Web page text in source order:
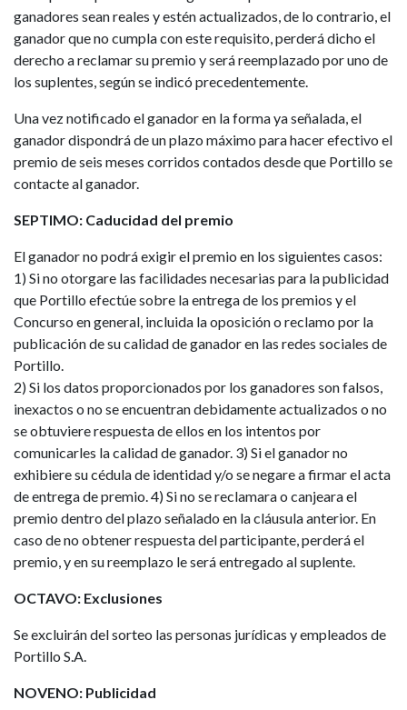
ganadores sean reales y estén actualizados, de lo contrario, el
ganador que no cumpla con este requisito, perderá dicho el
derecho a reclamar su premio y será reemplazado por uno de
los suplentes, según se indicó precedentemente.
Una vez notificado el ganador en la forma ya señalada, el
ganador dispondrá de un plazo máximo para hacer efectivo el
premio de seis meses corridos contados desde que Portillo se
contacte al ganador.
SEPTIMO: Caducidad del premio
El ganador no podrá exigir el premio en los siguientes casos:
1) Si no otorgare las facilidades necesarias para la publicidad
que Portillo efectúe sobre la entrega de los premios y el
Concurso en general, incluida la oposición o reclamo por la
publicación de su calidad de ganador en las redes sociales de
Portillo.
2) Si los datos proporcionados por los ganadores son falsos,
inexactos o no se encuentran debidamente actualizados o no
se obtuviere respuesta de ellos en los intentos por
comunicarles la calidad de ganador. 3) Si el ganador no
exhibiere su cédula de identidad y/o se negare a firmar el acta
de entrega de premio. 4) Si no se reclamara o canjeara el
premio dentro del plazo señalado en la cláusula anterior. En
caso de no obtener respuesta del participante, perderá el
premio, y en su reemplazo le será entregado al suplente.
OCTAVO: Exclusiones
Se excluirán del sorteo las personas jurídicas y empleados de
Portillo S.A.
NOVENO: Publicidad